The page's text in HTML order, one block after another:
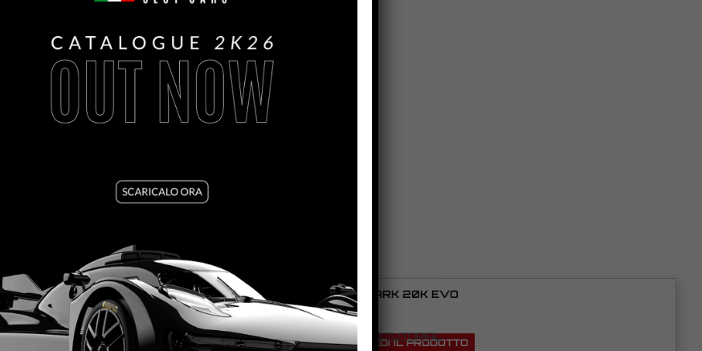
3/32 AUTOLUBRICANT & NO FRICTION BUSHINGS
VEDI TUTORIAL
VEDI IL PRODOTTO
SHARK 20K EVO
VEDI TUTORIAL
VEDI IL PRODOTTO